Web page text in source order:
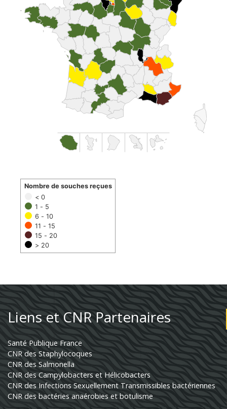
< 0
1 - 5
6 - 10
11 - 15
15 - 20
> 20
Nombre de souches reçues
Liens et CNR Partenaires
Santé Publique France
CNR des Staphylocoques
CNR des Salmonella
CNR des Campylobacters et Hélicobacters
CNR des Infections Sexuellement Transmissibles bactériennes
CNR des bactéries anaérobies et botulisme